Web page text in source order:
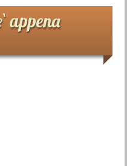
appena